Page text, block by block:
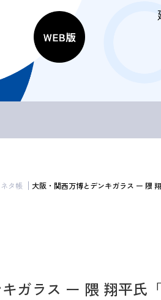
タ帳 大阪・関西万博とデンキガラス ー 隈
ガラス ー 隈 翔平氏「